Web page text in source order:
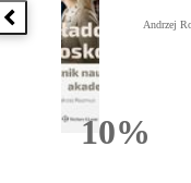
Poprzednia książka
10%
Andrzej